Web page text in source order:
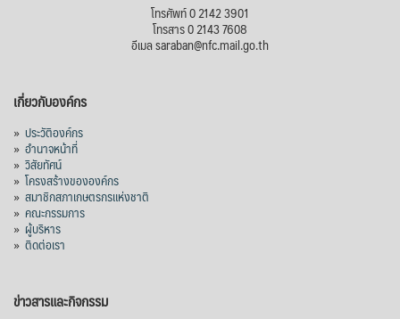
โทรศัพท์ 0 2142 3901
โทรสาร 0 2143 7608
อีเมล saraban@nfc.mail.go.th
เกี่ยวกับองค์กร
» ประวัติองค์กร
» อำนาจหน้าที่
» วิสัยทัศน์
» โครงสร้างขององค์กร
» สมาชิกสภาเกษตรกรแห่งชาติ
» คณะกรรมการ
» ผู้บริหาร
» ติดต่อเรา
ข่าวสารและกิจกรรม